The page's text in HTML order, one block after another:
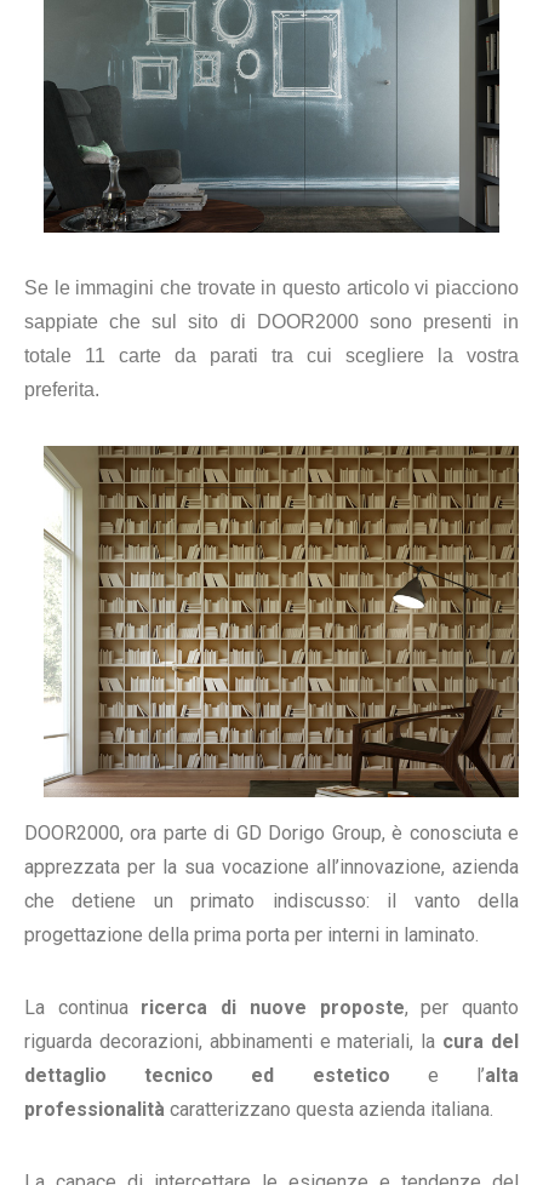
Se le immagini che trovate in questo articolo vi piacciono
sappiate che sul sito di
DOOR2000 sono presenti in
totale 11 carte da parati tra cui scegliere la vostra
preferita.
DOOR2000, ora parte di GD Dorigo Group, è conosciuta e
apprezzata per la sua vocazione all’innovazione, azienda
che detiene un primato indiscusso: il vanto della
progettazione della prima porta per interni in laminato.
La continua ricerca di nuove proposte, per quanto
riguarda decorazioni, abbinamenti e materiali, la cura del
dettaglio tecnico ed estetico e l’alta
professionalità caratterizzano questa azienda italiana.